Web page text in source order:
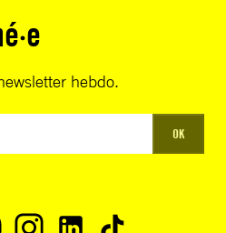
hebdo.
OK